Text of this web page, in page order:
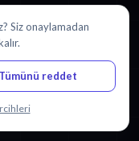
sohbet edin
Siz onaylamadan
Tümünü reddet